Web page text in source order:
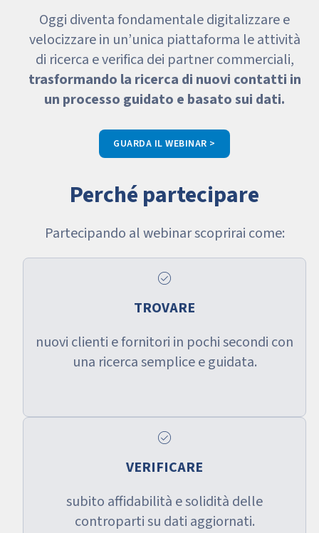
Oggi diventa fondamentale digitalizzare e
velocizzare in un’unica piattaforma le attività
di ricerca e verifica dei partner commerciali,
trasformando la ricerca di nuovi contatti in
un processo guidato e basato sui dati.
GUARDA IL WEBINAR >
Perché partecipare
Partecipando al webinar scoprirai come:
check_circle
TROVARE
nuovi clienti e fornitori in pochi secondi con
una ricerca semplice e guidata.
check_circle
VERIFICARE
subito affidabilità e solidità delle
controparti su dati aggiornati.